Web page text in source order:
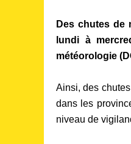
Des chutes de
lundi à
météorologie
Ainsi, des
dans les
niveau de